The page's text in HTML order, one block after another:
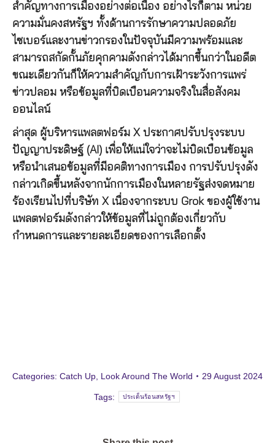
สำคัญทางการเมืองอย่างต่อเนื่อง อย่างไรก็ตาม หน่วย
ความมั่นคงสหรัฐฯ ทั้งด้านการรักษาความปลอดภัย
ไซเบอร์และงานข่าวกรองในปัจจุบันมีความพร้อมและ
สามารถสกัดกั้นภัยคุกคามดังกล่าวได้มากขึ้นกว่าในอดีต
ขณะเดียวกันก็ให้ความสำคัญกับการเฝ้าระวังการแพร่
ข่าวปลอม หรือข้อมูลที่บิดเบือนความจริงในสื่อสังคม
ออนไลน์
ล่าสุด ผู้บริหารแพลตฟอร์ม X ประกาศปรับปรุงระบบ
ปัญญาประดิษฐ์ (AI) เพื่อให้แน่ใจว่าจะไม่บิดเบือนข้อมูล
หรือนำเสนอข้อมูลที่มีอคติทางการเมือง การปรับปรุงดัง
กล่าวเกิดขึ้นหลังจากนักการเมืองในหลายรัฐส่งจดหมาย
ร้องเรียนไปที่บริษัท X เนื่องจากระบบ Grok ของผู้ใช้งาน
แพลตฟอร์มดังกล่าวให้ข้อมูลที่ไม่ถูกต้องเกี่ยวกับ
กำหนดการและรายละเอียดของการเลือกตั้ง
Categories: Catch Up Look Around The World 29 August 2024
Tags: ประเด็นร้อนสหรัฐฯ